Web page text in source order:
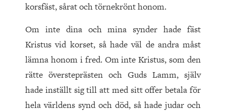
korsfäst, sårat och törnekrönt honom.
Om inte dina och mina synder hade fäst
Kristus vid korset, så hade väl de andra måst
lämna honom i fred. Om inte Kristus, som den
rätte översteprästen och Guds Lamm, själv
hade inställt sig till att med sitt offer betala för
hela världens synd och död, så hade judar och